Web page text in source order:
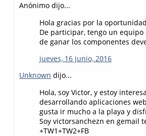
Anónimo dijo...
Hola gracias por la
De participar, tengo un
de ganar los componentes
jueves, 16 junio, 2016
Unknown dijo...
Hola, soy Victor, y estoy
desarrollando aplicaciones
gusta ir mucho a la playa y
Soy victorsanchezn en gemail
+TW1+TW2+FB